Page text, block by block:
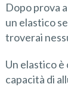
Dopo prova
un elastico
troverai
Un elastico
capacità di